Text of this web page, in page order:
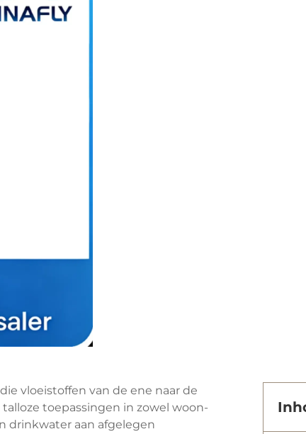
vloeistoffen van de ene naar de
toepassingen in zowel woon-
drinkwater aan afgelegen